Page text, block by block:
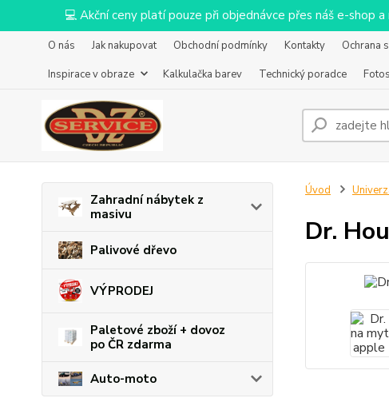
💻 Akční ceny platí pouze při objednávce přes náš e-shop
O nás Jak nakupovat Obchodní podmínky Kontakty Ochrana
Inspirace v obraze
Kalkulačka barev Technický poradce
Zahradní nábytek z
masivu
Palivové dřevo
VÝPRODEJ
Paletové zboží + dovoz
po ČR zdarma
Auto-moto
Úvod
Dr.